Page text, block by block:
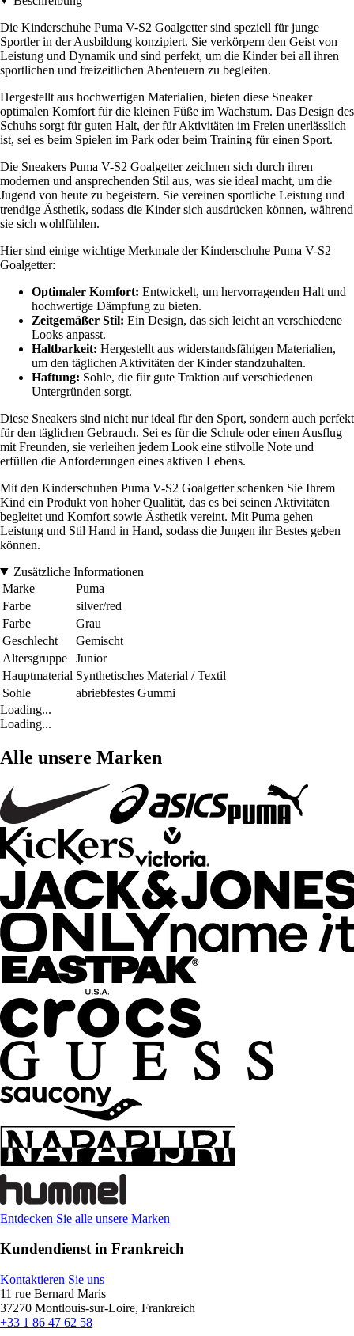
Die Kinderschuhe Puma V-S2 Goalgetter sind speziell für junge
Sportler in der Ausbildung konzipiert. Sie verkörpern den Geist von
Leistung und Dynamik und sind perfekt, um die Kinder bei all ihren
sportlichen und freizeitlichen Abenteuern zu begleiten.
Hergestellt aus hochwertigen Materialien, bieten diese Sneaker
optimalen Komfort für die kleinen Füße im Wachstum. Das Design des
Schuhs sorgt für guten Halt, der für Aktivitäten im Freien unerlässlich
ist, sei es beim Spielen im Park oder beim Training für einen Sport.
Die Sneakers Puma V-S2 Goalgetter zeichnen sich durch ihren
modernen und ansprechenden Stil aus, was sie ideal macht, um die
Jugend von heute zu begeistern. Sie vereinen sportliche Leistung und
trendige Ästhetik, sodass die Kinder sich ausdrücken können, während
sie sich wohlfühlen.
Hier sind einige wichtige Merkmale der Kinderschuhe Puma V-S2
Goalgetter:
Optimaler Komfort: Entwickelt, um hervorragenden Halt und
hochwertige Dämpfung zu bieten.
Zeitgemäßer Stil: Ein Design, das sich leicht an verschiedene
Looks anpasst.
Haltbarkeit: Hergestellt aus widerstandsfähigen Materialien,
um den täglichen Aktivitäten der Kinder standzuhalten.
Haftung: Sohle, die für gute Traktion auf verschiedenen
Untergründen sorgt.
Diese Sneakers sind nicht nur ideal für den Sport, sondern auch perfekt
für den täglichen Gebrauch. Sei es für die Schule oder einen Ausflug
mit Freunden, sie verleihen jedem Look eine stilvolle Note und
erfüllen die Anforderungen eines aktiven Lebens.
Mit den Kinderschuhen Puma V-S2 Goalgetter schenken Sie Ihrem
Kind ein Produkt von hoher Qualität, das es bei seinen Aktivitäten
begleitet und Komfort sowie Ästhetik vereint. Mit Puma gehen
Leistung und Stil Hand in Hand, sodass die Jungen ihr Bestes geben
können.
Zusätzliche Informationen
Marke
Puma
Farbe
silver/red
Farbe
Grau
Geschlecht
Gemischt
Altersgruppe
Junior
Hauptmaterial Synthetisches Material / Textil
Sohle
abriebfestes Gummi
Loading...
Loading...
Alle unsere Marken
Entdecken Sie alle unsere Marken
Kundendienst in Frankreich
Kontaktieren Sie uns
11 rue Bernard Maris
37270 Montlouis-sur-Loire, Frankreich
+33 1 86 47 62 58